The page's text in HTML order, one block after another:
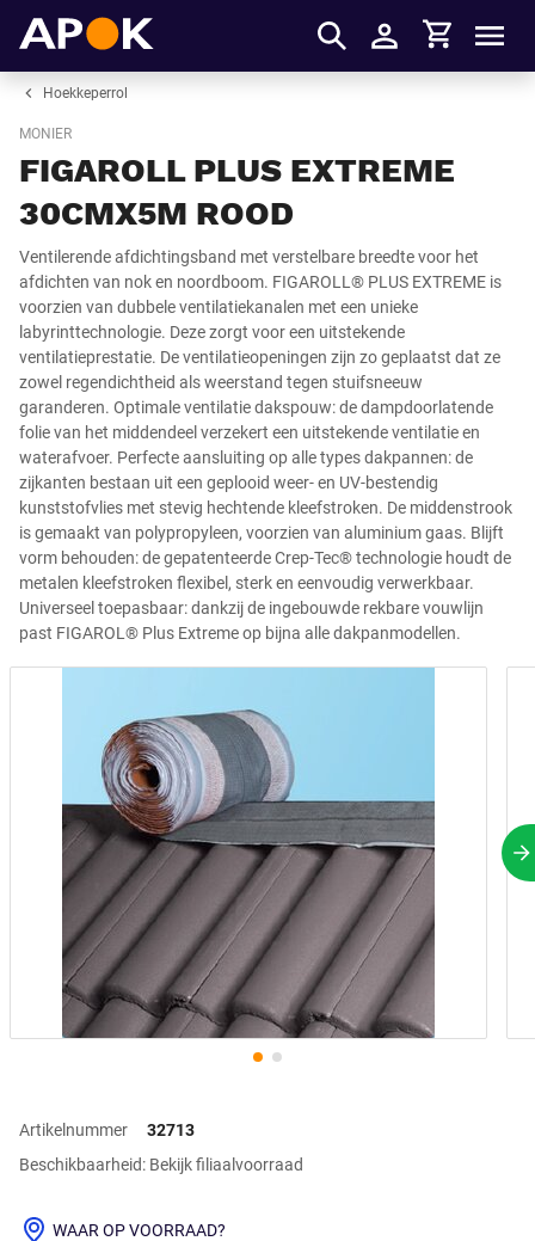
Inloggen
Winkelmandje
Hoekkeperrol
MONIER
FIGAROLL PLUS EXTREME
30CMX5M ROOD
Ventilerende afdichtingsband met verstelbare breedte voor het
afdichten van nok en noordboom. FIGAROLL® PLUS EXTREME is
voorzien van dubbele ventilatiekanalen met een unieke
labyrinttechnologie. Deze zorgt voor een uitstekende
ventilatieprestatie. De ventilatieopeningen zijn zo geplaatst dat ze
zowel regendichtheid als weerstand tegen stuifsneeuw
garanderen. Optimale ventilatie dakspouw: de dampdoorlatende
folie van het middendeel verzekert een uitstekende ventilatie en
waterafvoer. Perfecte aansluiting op alle types dakpannen: de
zijkanten bestaan uit een geplooid weer- en UV-bestendig
kunststofvlies met stevig hechtende kleefstroken. De middenstrook
is gemaakt van polypropyleen, voorzien van aluminium gaas. Blijft
vorm behouden: de gepatenteerde Crep-Tec® technologie houdt de
metalen kleefstroken flexibel, sterk en eenvoudig verwerkbaar.
Universeel toepasbaar: dankzij de ingebouwde rekbare vouwlijn
past FIGAROL® Plus Extreme op bijna alle dakpanmodellen.
Artikelnummer
32713
Beschikbaarheid: Bekijk filiaalvoorraad
WAAR OP VOORRAAD?